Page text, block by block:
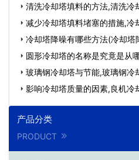
清洗冷却塔填料的方法,清洗
减少冷却塔填料堵塞的措施,冷
冷却塔降噪有哪些方法(冷却
圆形冷却塔的名称是究竟是从
视…玻璃钢冷却塔与节能,玻璃钢冷
影响冷却塔质量的因素,良机
产品分类
PRODUCT